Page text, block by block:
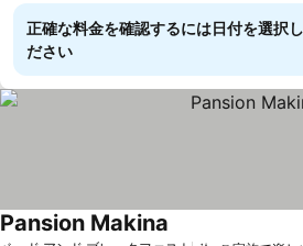
正確な料金を確認するには日付を選択
ださい
Pansion Makina